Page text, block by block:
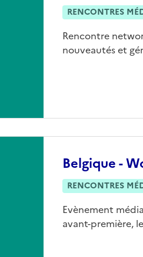
RENCONTRES
Rencontre
nouveautés et
Belgique -
RENCONTRES
Evènement
avant-première,